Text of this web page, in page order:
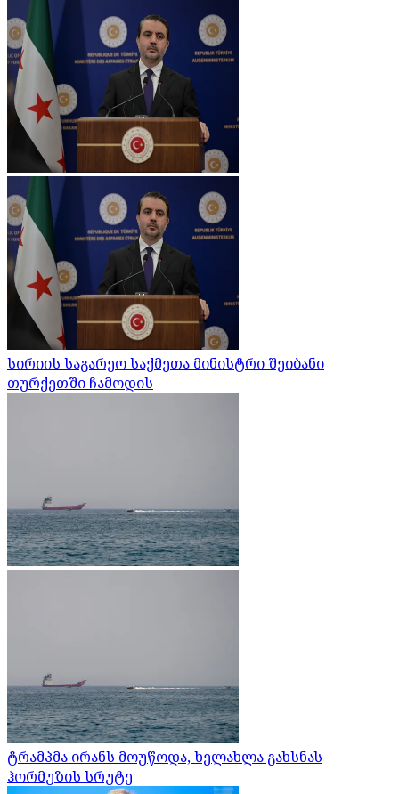
სირიის საგარეო საქმეთა მინისტრი შეიბანი
თურქეთში ჩამოდის
ტრამპმა ირანს მოუწოდა, ხელახლა გახსნას
ჰორმუზის სრუტე